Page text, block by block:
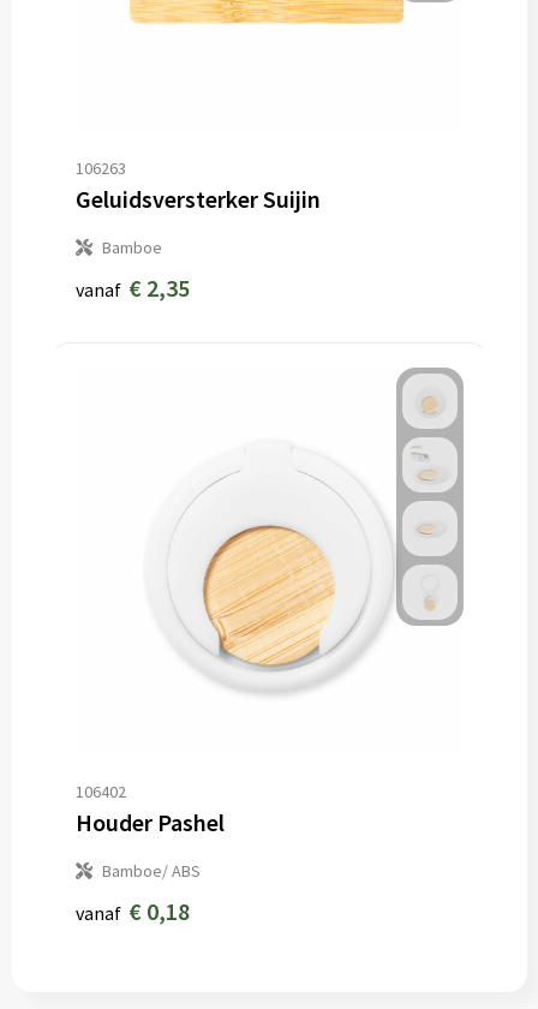
106263
Geluidsversterker Suijin
Bamboe
vanaf € 2,35
106402
Houder Pashel
Bamboe/ ABS
vanaf € 0,18